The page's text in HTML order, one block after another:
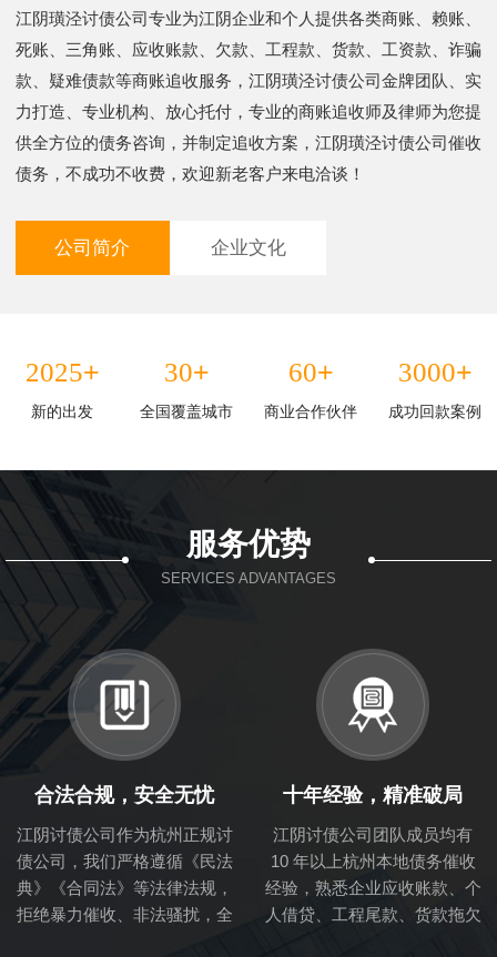
江阴璜泾讨债公司专业为江阴企业和个人提供各类商账、赖账、
死账、三角账、应收账款、欠款、工程款、货款、工资款、诈骗
款、疑难债款等商账追收服务，江阴璜泾讨债公司金牌团队、实
力打造、专业机构、放心托付，专业的商账追收师及律师为您提
供全方位的债务咨询，并制定追收方案，江阴璜泾讨债公司催收
债务，不成功不收费，欢迎新老客户来电洽谈！
公司简介 企业文化
2025+
新的出发
30+
全国覆盖城市
60+
商业合作伙伴
3000+
成功回款案例
服务优势
SERVICES ADVANTAGES
合法合规，安全无忧
江阴讨债公司作为杭州正规讨
债公司，我们严格遵循《民法
典》《合同法》等法律法规，
拒绝暴力催收、非法骚扰，全
十年经验，精准破局
江阴讨债公司团队成员均有
10 年以上杭州本地债务催收
经验，熟悉企业应收账款、个
人借贷、工程尾款、货款拖欠